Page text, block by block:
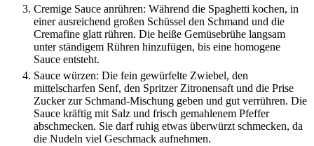
Cremige Sauce anrühren: Während die Spaghetti kochen, in
einer ausreichend großen Schüssel den Schmand und die
Cremafine glatt rühren. Die heiße Gemüsebrühe langsam
unter ständigem Rühren hinzufügen, bis eine homogene
Sauce entsteht.
Sauce würzen: Die fein gewürfelte Zwiebel, den
mittelscharfen Senf, den Spritzer Zitronensaft und die Prise
Zucker zur Schmand-Mischung geben und gut verrühren. Die
Sauce kräftig mit Salz und frisch gemahlenem Pfeffer
abschmecken. Sie darf ruhig etwas überwürzt schmecken, da
die Nudeln viel Geschmack aufnehmen.